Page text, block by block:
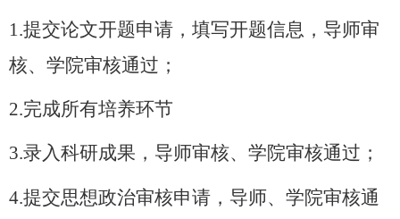
1.提交论文开题申请，填写开题信息，导师审
核、学院审核通过；
2.完成所有培养环节
3.录入科研成果，导师审核、学院审核通过；
4.提交思想政治审核申请，导师、学院审核通